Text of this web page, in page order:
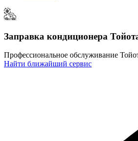
Заправка кондиционера
Профессиональное обслуживание
Найти ближайший сервис